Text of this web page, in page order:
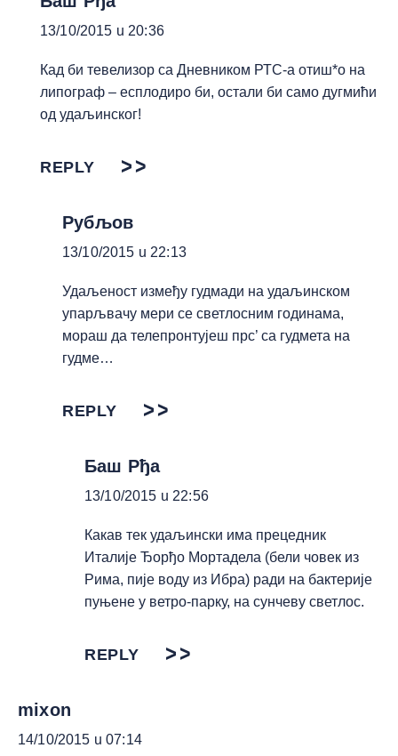
13/10/2015 u 20:36
Кад би тевелизор са Дневником РТС-а отиш*о на
липограф – есплодиро би, остали би само дугмићи
од удаљинског!
REPLY
Рубљов
13/10/2015 u 22:13
Удаљеност између гудмади на удаљинском
упарљвачу мери се светлосним годинама,
мораш да телепронтујеш прс’ са гудмета на
гудме…
REPLY
Баш Рђа
13/10/2015 u 22:56
Какав тек удаљински има прецедник
Италије Ђорђо Мортадела (бели човек из
Рима, пије воду из Ибра) ради на бактерије
пуњене у ветро-парку, на сунчеву светлос.
REPLY
mixon
14/10/2015 u 07:14